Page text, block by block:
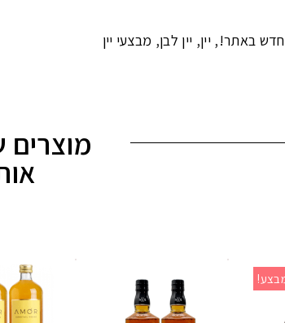
חדש באתר!,יין, יין לבן, מבצעי יין
מוצרים